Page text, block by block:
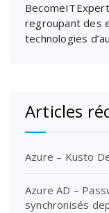
regroupant des
technologies
Articles
Azure – Kusto
Azure AD –
synchronisés